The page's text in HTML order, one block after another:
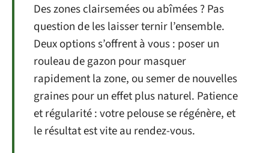
Des zones clairsemées ou abîmées ? Pas
question de les laisser ternir l’ensemble.
Deux options s’offrent à vous : poser un
rouleau de gazon pour masquer
rapidement la zone, ou semer de nouvelles
graines pour un effet plus naturel. Patience
et régularité : votre pelouse se régénère, et
le résultat est vite au rendez-vous.